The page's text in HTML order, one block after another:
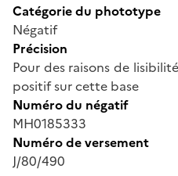
Catégorie du phototype
Négatif
Précision
Pour des raisons de
positif sur cette base
Numéro du négatif
MH0185333
Numéro de versement
J/80/490